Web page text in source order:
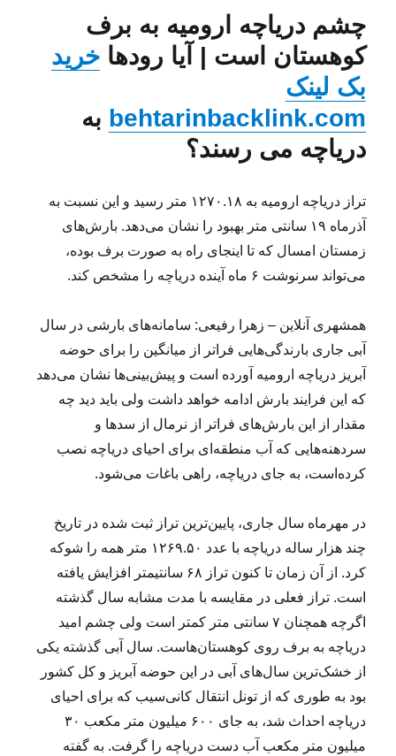
چشم دریاچه ارومیه به برف
کوهستان است | آیا رودهاخرید
بک لینک
behtarinbacklink.com به
دریاچه می‌ رسند؟
تراز دریاچه ارومیه به ۱۲۷۰.۱۸ متر رسید و این نسبت به
آذرماه ۱۹ سانتی متر بهبود را نشان می‌دهد. بارش‌های
زمستان امسال که تا اینجای راه به صورت برف بوده،
می‌تواند سرنوشت ۶ ماه آینده دریاچه را مشخص کند.
همشهری آنلاین – زهرا رفیعی: سامانه‌های بارشی در سال
آبی جاری بارندگی‌هایی فراتر از میانگین را برای حوضه
آبریز دریاچه ارومیه آورده است و پیش‌بینی‌ها نشان می‌دهد
که این فرایند بارش ادامه خواهد داشت ولی باید دید چه
مقدار از این بارش‌های فراتر از نرمال از سدها و
سردهنه‌هایی که آب منطقه‌ای برای احیای دریاچه نصب
کرده‌است، به جای دریاچه، راهی باغات می‌شود.
در مهرماه سال جاری، پایین‌ترین تراز ثبت شده در تاریخ
چند هزار ساله دریاچه با عدد ۱۲۶۹.۵۰ متر همه را شوکه
کرد. از آن زمان تا کنون تراز ۶۸ سانتیمتر افزایش یافته
است. تراز فعلی در مقایسه با مدت مشابه سال گذشته
اگرچه همچنان ۷ سانتی‌ متر کمتر است ولی چشم امید
دریاچه به برف روی کوهستان‌هاست. سال آبی گذشته یکی
از خشک‌ترین سال‌های آبی در این حوضه آبریز و کل کشور
بود به طوری که از تونل انتقال کانی‌سیب که برای احیای
دریاچه احداث شد، به جای ۶۰۰ میلیون متر مکعب ۳۰
میلیون متر مکعب آب دست دریاچه را گرفت. به گفته